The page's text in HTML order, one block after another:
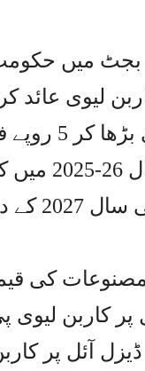
2025-26 کے وفاقی
لیوی عائد
کہنا ہے کہ
تک حاصل
مصنوعات کی
پر کاربن
آئل پر